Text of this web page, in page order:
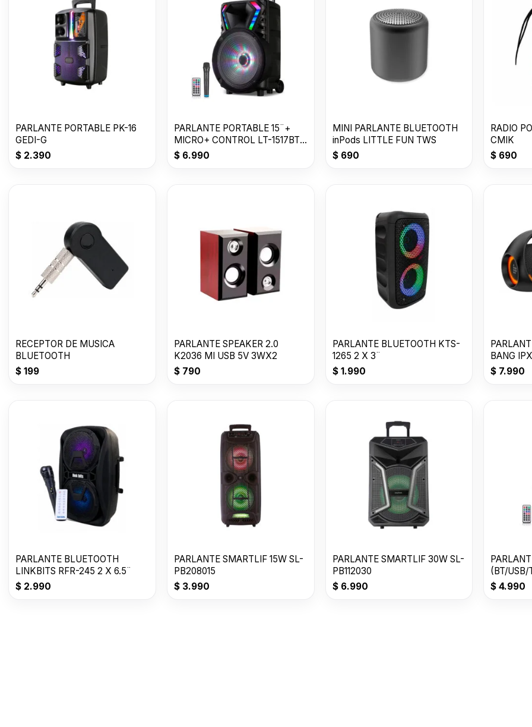
PARLANTE PORTABLE PK-16
GEDI-G
$ 2.390
PARLANTE PORTABLE 15¨+
MICRO+ CONTROL LT-1517BT
C/RUEDAS
$6.990
MINI PARLANTE BLUETOOTH
inPods LITTLE FUN TWS
$690
RADIO
CMIK
$ 690
RECEPTOR DE MUSICA
BLUETOOTH
$ 199
PARLANTE SPEAKER 2.0
K2036 MI USB 5V 3WX2
$790
PARLANTE BLUETOOTH KTS-
1265 2 X 3¨
$1.990
BANG
$ 7.990
PARLANTE BLUETOOTH
LINKBITS RFR-245 2 X 6.5¨
$ 2.990
PARLANTE SMARTLIF 15W SL-
PB208015
$3.990
PARLANTE SMARTLIF 30W SL-
PB112030
$6.990
(BT/USB/
$ 4.990